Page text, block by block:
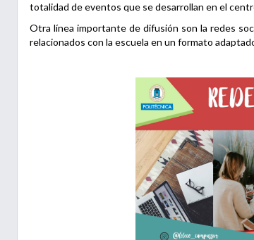
totalidad de eventos que se desarrollan en el
Otra línea importante de difusión son la redes
relacionados con la escuela en un formato